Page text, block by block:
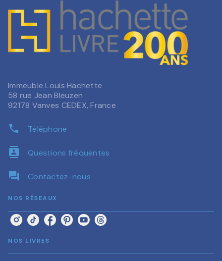
Immeuble Louis Hachette
58 rue Jean Bleuzen
92178 Vanves CEDEX, France
phone Téléphone
contacts Questions fréquentes
question_answer Contactez-nous
NOS RÉSEAUX
NOS LIVRES